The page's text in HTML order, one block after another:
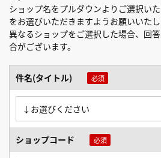
ショップ名をプルダウンよりご選択い
をお選びいただきますようお願いいたし
異なるショップをご選択した場合、回
合がございます。
件名(タイトル)
ショップコード